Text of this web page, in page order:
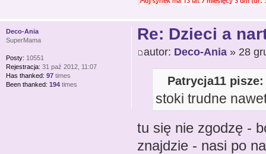
Re: Dzieci a
autor: Deco-Ania» 28
Patrycja11 pisze:
stoki trudne
tu się nie zgodzę -
znajdzie - nasi po
Deco-Ania
SuperMama
Posty: 10551
Rejestracja: 31 paź 2012, 11:07
Has thanked: 97 times
Been thanked: 194 times